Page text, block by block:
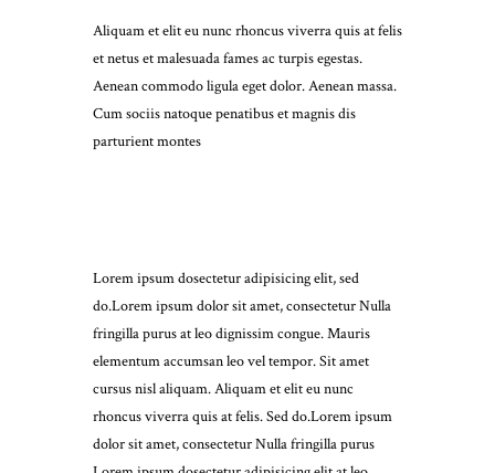
Aliquam et elit eu nunc rhoncus viverra quis at felis
et netus et malesuada fames ac turpis egestas.
Aenean commodo ligula eget dolor. Aenean massa.
Cum sociis natoque penatibus et magnis dis
parturient montes
Lorem ipsum dosectetur adipisicing elit, sed
do.Lorem ipsum dolor sit amet, consectetur Nulla
fringilla purus at leo dignissim congue. Mauris
elementum accumsan leo vel tempor. Sit amet
cursus nisl aliquam. Aliquam et elit eu nunc
rhoncus viverra quis at felis. Sed do.Lorem ipsum
dolor sit amet, consectetur Nulla fringilla purus